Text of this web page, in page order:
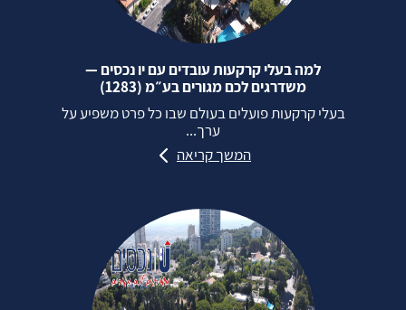
למה בעלי קרקעות עובדים עם יו נכסים —
משדרגים לכם מגורים בע״מ (1283)
בעלי קרקעות פועלים בעולם שבו כל פרט משפיע על
ערך...
המשך קריאה